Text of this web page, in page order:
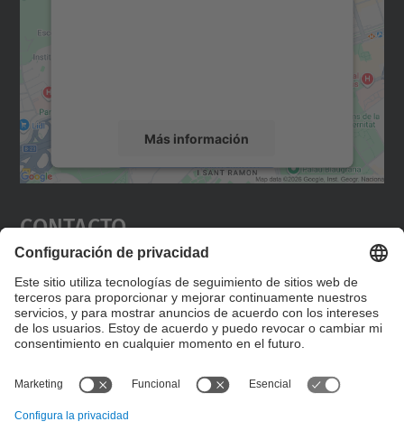
Más información
Aceptar
powered by
Contacto
Editad en la página "Contacto personalizado", que
encontraréis en la raíz de español, vuestros datos
personalizados de contacto.
Formulario de contacto